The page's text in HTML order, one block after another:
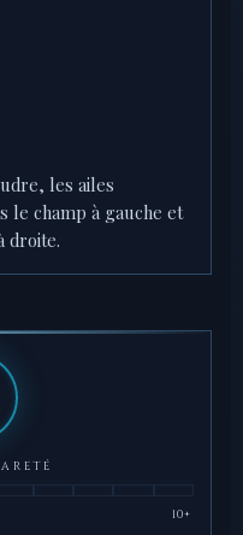
les ailes
le champ à gauche et
droite.
10+